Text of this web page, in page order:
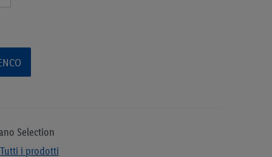
Selection
Tutti i prodotti